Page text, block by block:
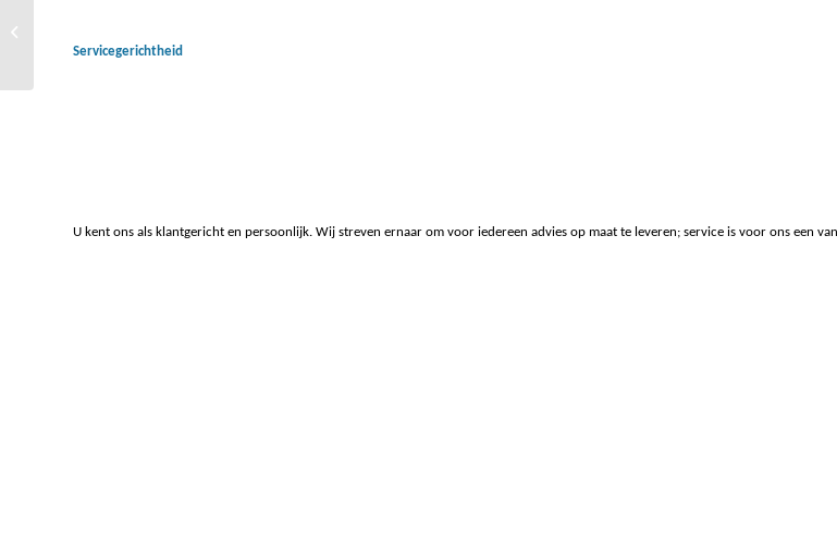
Servicegerichtheid
U kent ons als klantgericht en persoonlijk. Wij streven ernaar om voor iedereen advies op maat te leveren; service is voor ons een